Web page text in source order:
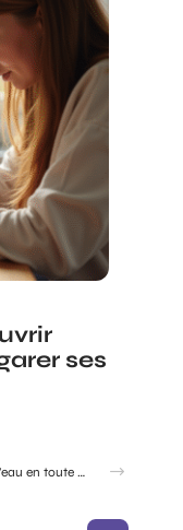
ses
Dracaufeu carte Rare ou ultra rare : quelles différences pour les collectionneurs ?